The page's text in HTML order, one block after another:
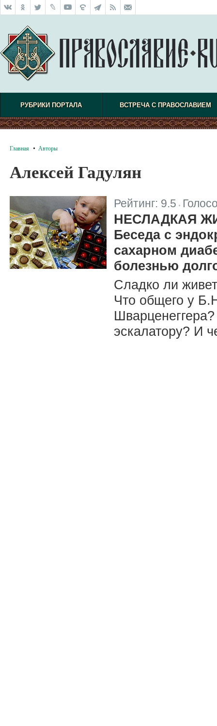
РУБРИКИ ПОРТАЛА ВСТРЕЧА С ПРАВОСЛАВИЕМ
Главная Авторы
Алексей Гадулян
Рейтинг: 9.5
НЕСЛАДКАЯ
Беседа с
сахарном
болезнью
Сладко ли
Что общего у
эскалатору? И